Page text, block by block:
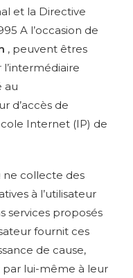
et la Directive
A l’occasion de
, peuvent êtres
l’intermédiaire
au
d’accès de
Internet (IP) de
ne collecte des
à l’utilisateur
services proposés
fournit ces
de cause,
lui-même à leur